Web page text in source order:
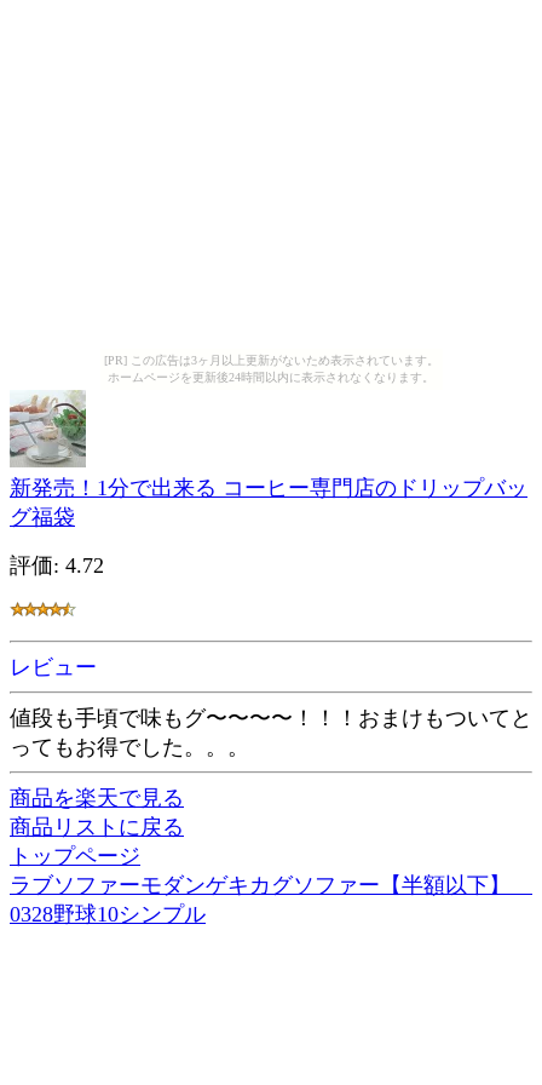
[PR] この広告は3ヶ月以上更新がないため表示されています。
ホームページを更新後24時間以内に表示されなくなります。
新発売！1分で出来る コーヒー専門店のドリップバッ
グ福袋
評価: 4.72
レビュー
値段も手頃で味もグ〜〜〜〜！！！おまけもついてと
ってもお得でした。。。
商品を楽天で見る
商品リストに戻る
トップページ
ラブソファーモダンゲキカグソファー【半額以下】
0328野球10シンプル